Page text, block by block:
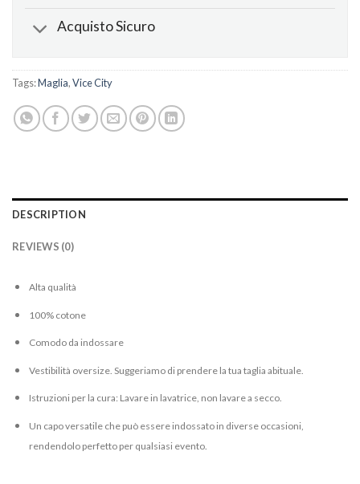
Acquisto Sicuro
Tags:Maglia,Vice City
DESCRIPTION
REVIEWS (0)
Alta qualità
100% cotone
Comodo da indossare
Vestibilità oversize. Suggeriamo di prendere la tua taglia abituale.
Istruzioni per la cura: Lavare in lavatrice, non lavare a secco.
Un capo versatile che può essere indossato in diverse occasioni,
rendendolo perfetto per qualsiasi evento.